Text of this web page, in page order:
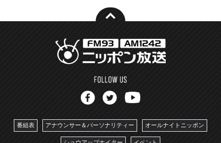
番組表 アナウンサー＆パーソナリティー オールナイトニッポン